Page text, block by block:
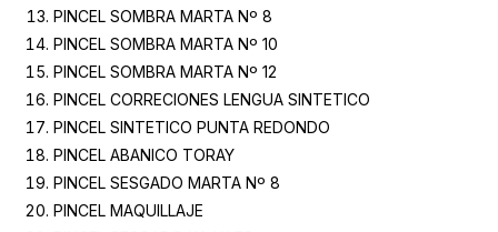
PINCEL SOMBRA MARTA Nº 8
PINCEL SOMBRA MARTA Nº 10
PINCEL SOMBRA MARTA Nº 12
PINCEL CORRECIONES LENGUA SINTETICO
PINCEL SINTETICO PUNTA REDONDO
PINCEL ABANICO TORAY
PINCEL SESGADO MARTA Nº 8
PINCEL MAQUILLAJE